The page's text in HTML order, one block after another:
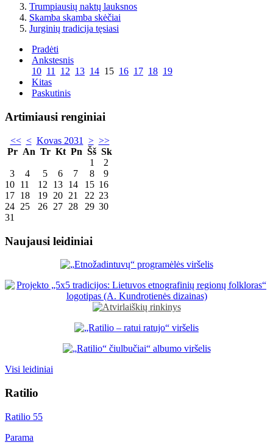
Trumpiausių naktų lauksnos
Skamba skamba skėčiai
Jurginių tradicija tęsiasi
Pradėti
Ankstesnis
10 11 12 13 14 15 16 17 18 19
Kitas
Paskutinis
Artimiausi renginiai
<< < Kovas 2031 > >>
Pr An Tr Kt Pn Šš Sk
1
2
3
4 5 6 7 8
9
10 11 12 13 14 15 16
17 18 19 20 21 22 23
24 25 26 27 28 29 30
31
Naujausi leidiniai
Visi leidiniai
Ratilio
Ratilio 55
Parama